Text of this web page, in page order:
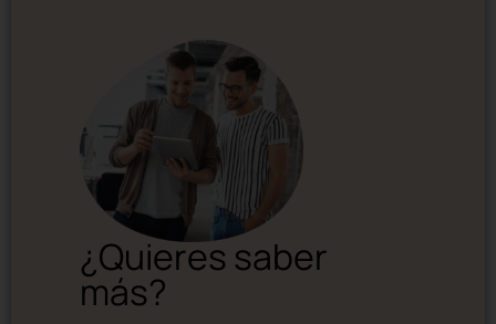
¿Quieres saber
más?